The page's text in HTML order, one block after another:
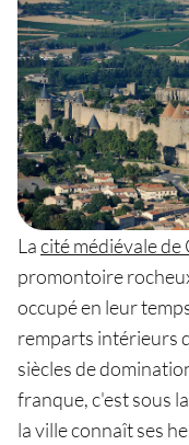
Lacité médiévale de
promontoire
occupé en leur
remparts intérieurs
siècles de
franque, c'est sous
la ville connaît ses